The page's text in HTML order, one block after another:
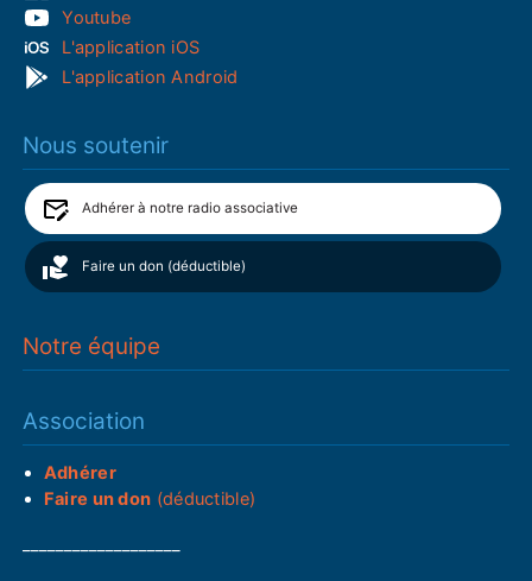
Youtube
L'application iOS
L'application Android
Nous soutenir
Adhérer à notre radio associative
Faire un don (déductible)
Notre équipe
Association
Adhérer
Faire un don (déductible)